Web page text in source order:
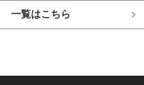
一覧はこちら